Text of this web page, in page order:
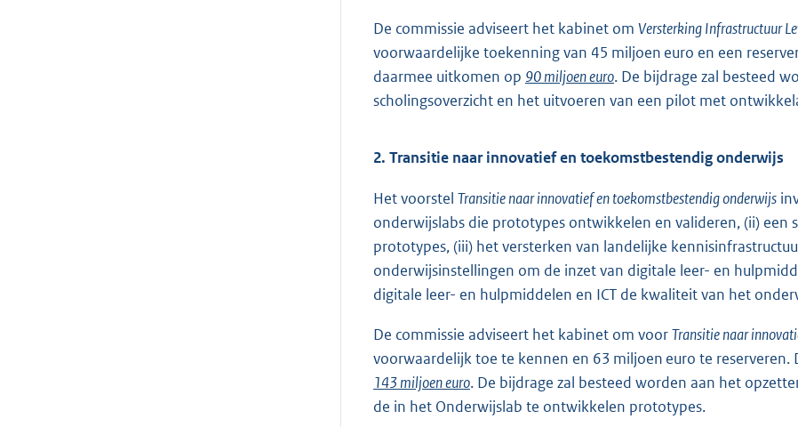
De commissie adviseert het kabinet om Versterking Infrastructuur
voorwaardelijke toekenning van 45 miljoen euro en een
daarmee uitkomen op 90 miljoen euro. De bijdrage zal besteed
scholingsoverzicht en het uitvoeren van een pilot met
2. Transitie naar innovatief en toekomstbestendig onderwijs
Het voorstel Transitie naar innovatief en toekomstbestendig onderwijs
onderwijslabs die prototypes ontwikkelen en valideren, (ii)
prototypes, (iii) het versterken van landelijke
onderwijsinstellingen om de inzet van digitale leer- en
digitale leer- en hulpmiddelen en ICT de kwaliteit van het
De commissie adviseert het kabinet om voorTransitie naar
voorwaardelijk toe te kennen en 63 miljoen euro te
143 miljoen euro. De bijdrage zal besteed worden aan het
de in het Onderwijslab te ontwikkelen prototypes.